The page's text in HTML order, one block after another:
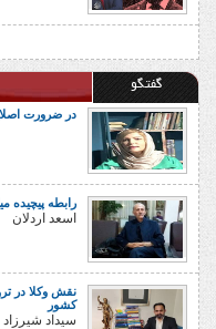
گفتگو
در ضرورت
رابطه پیچیده
اسعد اردلان
نقش وکلا در
کشور
سیداد شیرزاد